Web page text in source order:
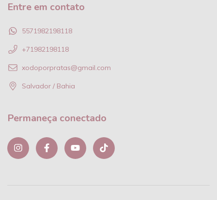
Entre em contato
5571982198118
+71982198118
xodoporpratas@gmail.com
Salvador / Bahia
Permaneça conectado